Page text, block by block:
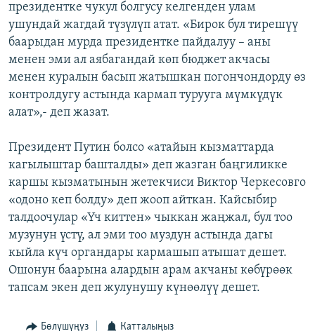
президентке чукул болгусу келгенден улам
ушундай жагдай түзүлүп атат. «Бирок бул тирешүү
баарыдан мурда президентке пайдалуу – аны
менен эми ал аябагандай көп бюджет акчасы
менен куралын басып жатышкан погончондорду өз
контролдугу астында кармап турууга мүмкүдүк
алат»,- деп жазат.
Президент Путин болсо «атайын кызматтарда
кагылыштар башталды» деп жазган баңгиликке
каршы кызматынын жетекчиси Виктор Черкесовго
«одоно кеп болду» деп жооп айткан. Кайсыбир
талдоочулар «Үч киттен» чыккан жаңжал, бул тоо
музунун үстү, ал эми тоо муздун астында дагы
кыйла күч органдары кармашып атышат дешет.
Ошонун баарына алардын арам акчаны көбүрөөк
тапсам экен деп жулунушу күнөөлүү дешет.
Бөлүшүңүз Катталыңыз